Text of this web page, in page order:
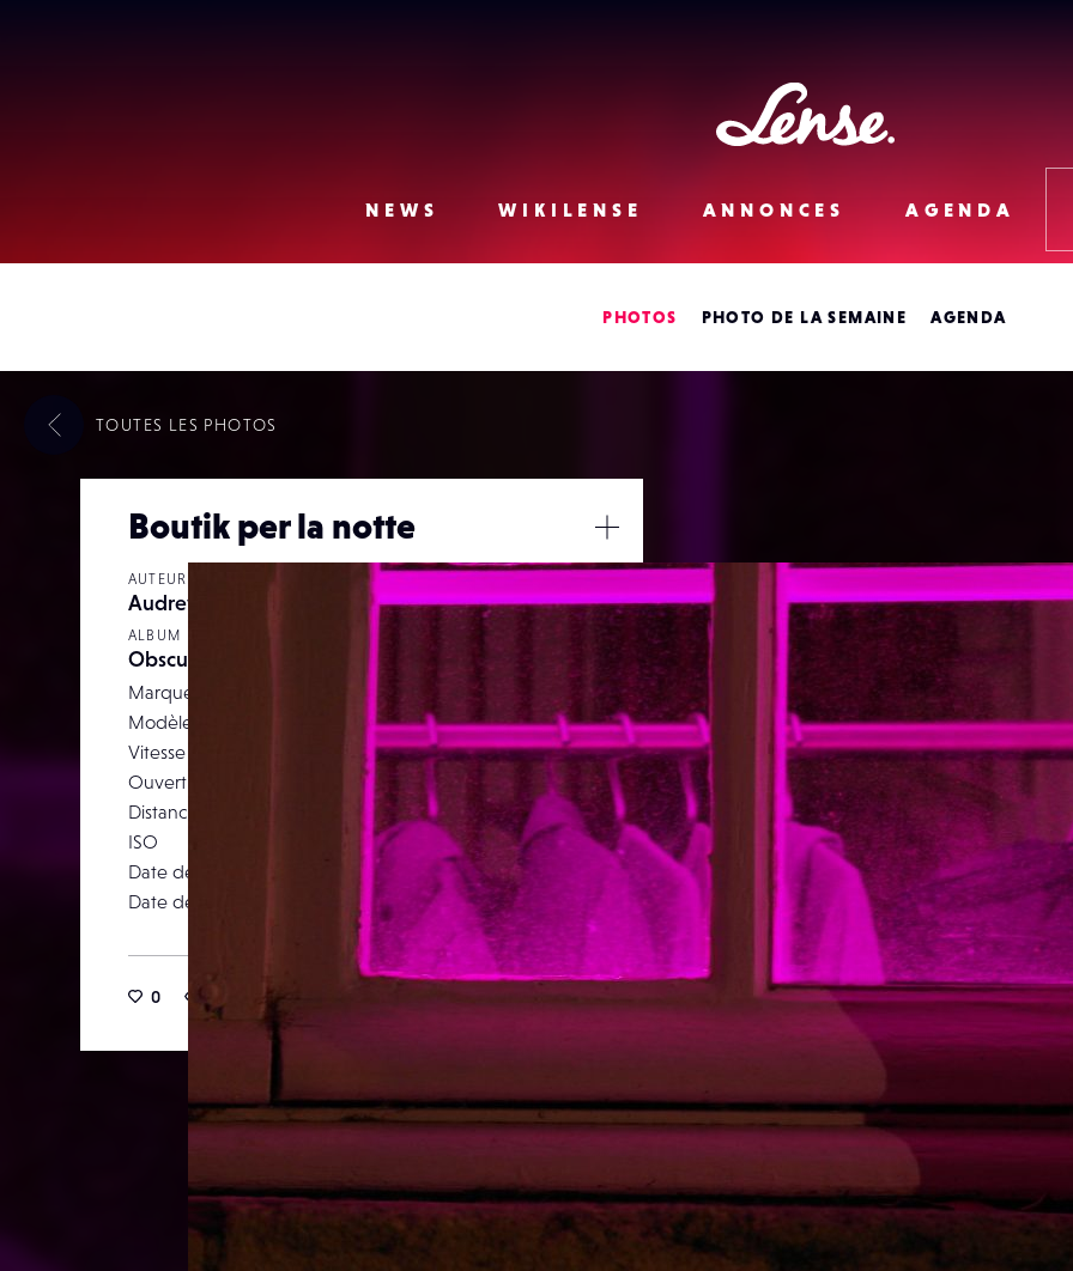
Lense
NEWS
WIKILENSE ANNONCES AGENDA
PHOTOS PHOTO DE LA SEMAINE AGENDA
Boutik per la notte
AUTEUR
Audrey Champigny
ALBUM
Obscurité
Marque
SAMSUNG
Modèle
NX1000
Vitesse d’obturation
1/15
Ouverture
Distance focale
50 mm
ISO
800
Date de prise de vue
11 mars 2023
Date de publication
26 octobre 2023
0 0
/
Fermer
TOUTES LES PHOTOS